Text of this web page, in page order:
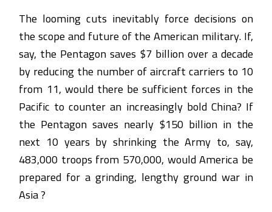
The looming cuts inevitably force decisions on
the scope and future of the American military. If,
say, the Pentagon saves $7 billion over a decade
by reducing the number of aircraft carriers to 10
from 11, would there be sufficient forces in the
Pacific to counter an increasingly bold China? If
the Pentagon saves nearly $150 billion in the
next 10 years by shrinking the Army to, say,
483,000 troops from 570,000, would America be
prepared for a grinding, lengthy ground war in
Asia ?